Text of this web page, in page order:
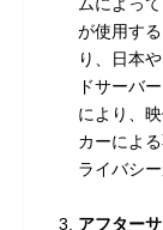
が使用す
り、日本
ドサーバ
により、
カーによ
ライバシ
アフター